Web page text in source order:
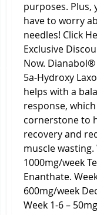
purposes. Plus,
have to worry
needles! Click
Exclusive
Now.
5a-Hydroxy
helps with a
response,
cornerstone to
recovery and
muscle wasting.
1000mg/week
Enanthate.
600mg/week
Week 1-6 –